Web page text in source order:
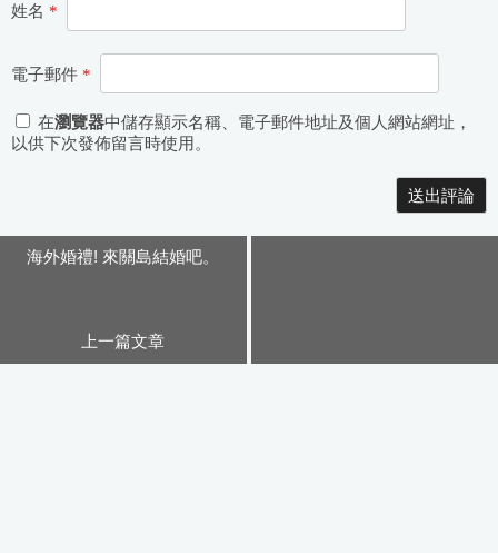
姓名 *
電子郵件 *
在瀏覽器中儲存顯示名稱、電子郵件地址及個人網站網址，
以供下次發佈留言時使用。
海外婚禮! 來關島結婚吧。
上一篇文章